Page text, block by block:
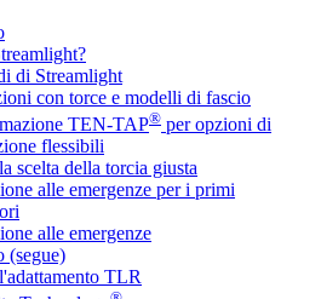
di Streamlight
con torce e modelli di fascio
TEN-TAP® per opzioni di
flessibili
scelta della torcia giusta
alle emergenze per i primi
alle emergenze
(segue)
TLR